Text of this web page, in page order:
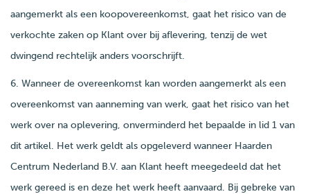
aangemerkt als een koopovereenkomst, gaat het risico van de
verkochte zaken op Klant over bij aflevering, tenzij de wet
dwingend rechtelijk anders voorschrijft.
6. Wanneer de overeenkomst kan worden aangemerkt als een
overeenkomst van aanneming van werk, gaat het risico van het
werk over na oplevering, onverminderd het bepaalde in lid 1 van
dit artikel. Het werk geldt als opgeleverd wanneer Haarden
Centrum Nederland B.V. aan Klant heeft meegedeeld dat het
werk gereed is en deze het werk heeft aanvaard. Bij gebreke van